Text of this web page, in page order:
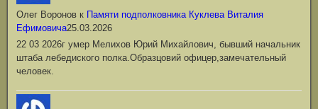
Олег Воронов к Памяти подполковника Куклева Виталия
Ефимовича25.03.2026
22 03 2026г умер Мелихов Юрий Михайлович, бывший начальник
штаба лебедиского полка.Образцовий офицер,замечательный
человек.